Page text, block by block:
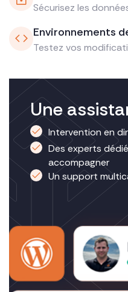
Sécurisez les
Environnements
Testez vos
Une
Intervention en
Des experts
accompagner
Un support